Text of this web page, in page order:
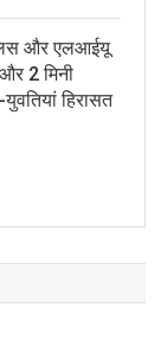
और एलआईयू
2 मिनी
हिरासत